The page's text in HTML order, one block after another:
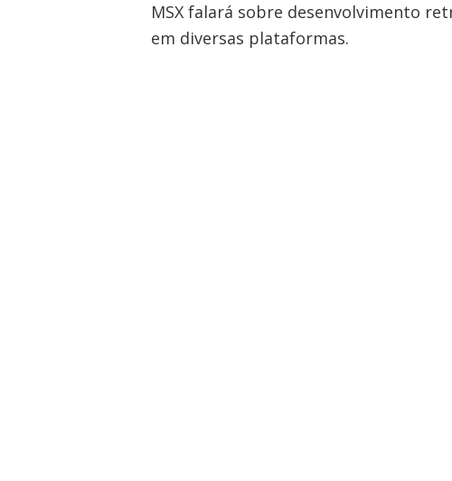
MSX falará sobre desenvolvimento
em diversas plataformas.